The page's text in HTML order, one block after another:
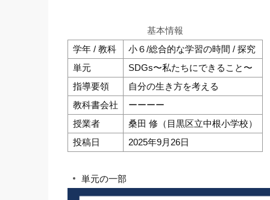
基本情報
学年 / 教科
小６/総合的な学習の時間 / 探究
単元
SDGs〜私たちにできること〜
指導要領
自分の生き方を考える
教科書会社
ーーーー
授業者
桑田 修（目黒区立中根小学校）
投稿日
2025年9月26日
単元の一部